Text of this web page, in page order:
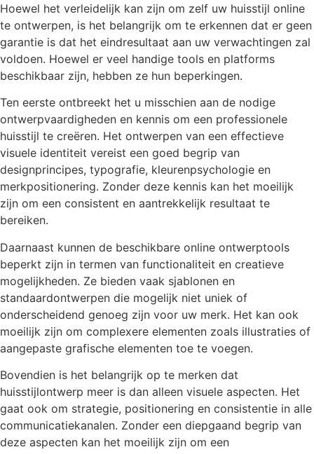
Hoewel het verleidelijk kan zijn om zelf uw huisstijl online
te ontwerpen, is het belangrijk om te erkennen dat er geen
garantie is dat het eindresultaat aan uw verwachtingen zal
voldoen. Hoewel er veel handige tools en platforms
beschikbaar zijn, hebben ze hun beperkingen.
Ten eerste ontbreekt het u misschien aan de nodige
ontwerpvaardigheden en kennis om een professionele
huisstijl te creëren. Het ontwerpen van een effectieve
visuele identiteit vereist een goed begrip van
designprincipes, typografie, kleurenpsychologie en
merkpositionering. Zonder deze kennis kan het moeilijk
zijn om een consistent en aantrekkelijk resultaat te
bereiken.
Daarnaast kunnen de beschikbare online ontwerptools
beperkt zijn in termen van functionaliteit en creatieve
mogelijkheden. Ze bieden vaak sjablonen en
standaardontwerpen die mogelijk niet uniek of
onderscheidend genoeg zijn voor uw merk. Het kan ook
moeilijk zijn om complexere elementen zoals illustraties of
aangepaste grafische elementen toe te voegen.
Bovendien is het belangrijk op te merken dat
huisstijlontwerp meer is dan alleen visuele aspecten. Het
gaat ook om strategie, positionering en consistentie in alle
communicatiekanalen. Zonder een diepgaand begrip van
deze aspecten kan het moeilijk zijn om een